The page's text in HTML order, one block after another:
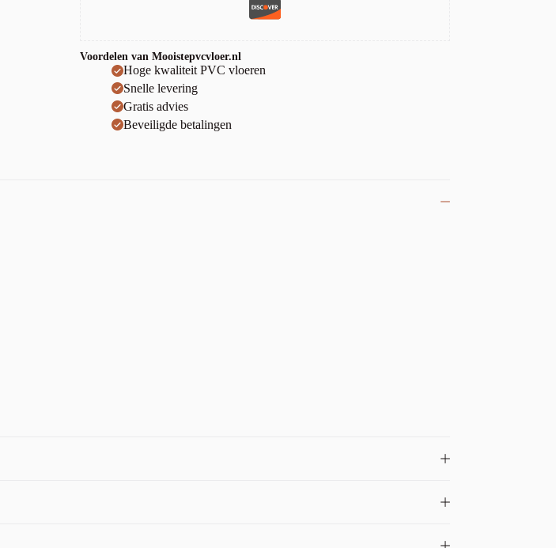
Voordelen van Mooistepvcvloer.nl
Hoge kwaliteit PVC vloeren
Snelle levering
Gratis advies
Beveiligde betalingen